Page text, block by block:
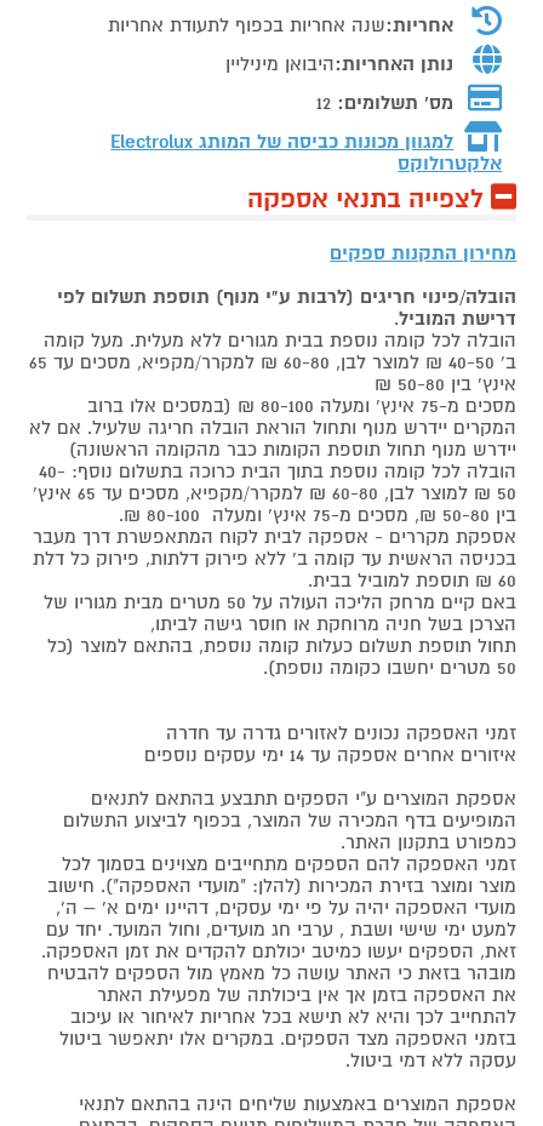
אחריות:שנה אחריות בכפוף לתעודת אחריות
נותן האחריות:היבואן מיניליין
מס' תשלומים: 12
למגוון מכונות כביסה של המותג Electrolux
אלקטרולוקס
לצפייה בתנאי אספקה
מחירון התקנות ספקים
הובלה/פינוי חריגים (לרבות ע"י מנוף) תוספת תשלום לפי
דרישת המוביל.
הובלה לכל קומה נוספת בבית מגורים ללא מעלית. מעל קומה
ב' 40-50 ₪ למוצר לבן, 60-80 ₪ למקרר/מקפיא, מסכים עד 65
אינץ' בין 50-80 ₪
מסכים מ-75 אינץ' ומעלה 80-100 ₪ (במסכים אלו ברוב
המקרים יידרש מנוף ותחול הוראת הובלה חריגה שלעיל. אם לא
יידרש מנוף תחול תוספת הקומות כבר מהקומה הראשונה)
הובלה לכל קומה נוספת בתוך הבית כרוכה בתשלום נוסף: 40-
50 ₪ למוצר לבן, 60-80 ₪ למקרר/מקפיא, מסכים עד 65 אינץ'
בין 50-80 ₪, מסכים מ-75 אינץ' ומעלה 80-100 ₪.
אספקת מקררים - אספקה לבית לקוח המתאפשרת דרך מעבר
בכניסה הראשית עד קומה ב' ללא פירוק דלתות, פירוק כל דלת
60 ₪ תוספת למוביל בבית.
באם קיים מרחק הליכה העולה על 50 מטרים מבית מגוריו של
הצרכן בשל חניה מרוחקת או חוסר גישה לביתו,
תחול תוספת תשלום כעלות קומה נוספת, בהתאם למוצר (כל
50 מטרים יחשבו כקומה נוספת).
זמני האספקה נכונים לאזורים גדרה עד חדרה
איזורים אחרים אספקה עד 14 ימי עסקים נוספים
אספקת המוצרים ע"י הספקים תתבצע בהתאם לתנאים
המופיעים בדף המכירה של המוצר, בכפוף לביצוע התשלום
כמפורט בתקנון האתר.
זמני האספקה להם הספקים מתחייבים מצוינים בסמוך לכל
מוצר ומוצר בזירת המכירות (להלן: "מועדי האספקה"). חישוב
מועדי האספקה יהיה על פי ימי עסקים, דהיינו ימים א' – ה',
למעט ימי שישי ושבת , ערבי חג מועדים, וחול המועד. יחד עם
זאת, הספקים יעשו כמיטב יכולתם להקדים את זמן האספקה.
מובהר בזאת כי האתר עושה כל מאמץ מול הספקים להבטיח
את האספקה בזמן אך אין ביכולתה של מפעילת האתר
להתחייב לכך והיא לא תישא בכל אחריות לאיחור או עיכוב
בזמני האספקה מצד הספקים. במקרים אלו יתאפשר ביטול
עסקה ללא דמי ביטול.
אספקת המוצרים באמצעות שליחים הינה בהתאם לתנאי